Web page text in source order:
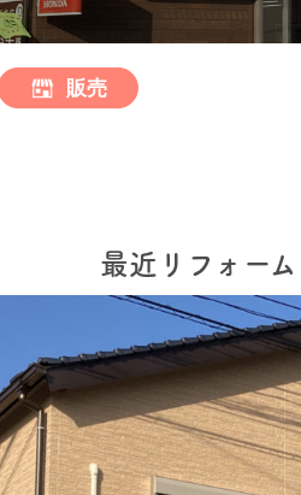
販売
最近リフォーム